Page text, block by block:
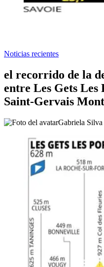
Noticias recientes
el recorrido de la
entre Les Gets Les
Saint-Gervais
Gabriela Silva